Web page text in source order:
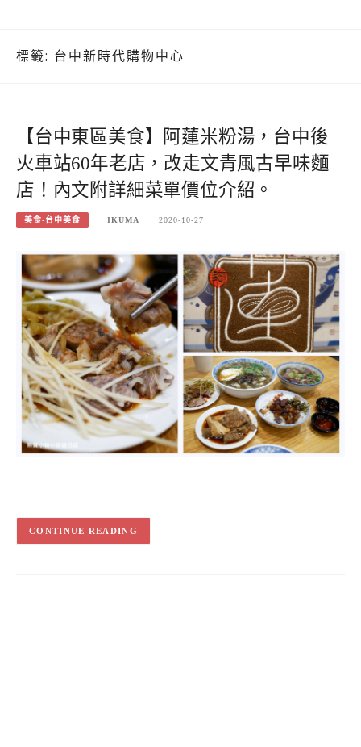
標籤: 台中新時代購物中心
【台中東區美食】阿蓮米粉湯，台中後
火車站60年老店，改走文青風古早味麵
店！內文附詳細菜單價位介紹。
美食-台中美食 IKUMA 2020-10-27
CONTINUE READING